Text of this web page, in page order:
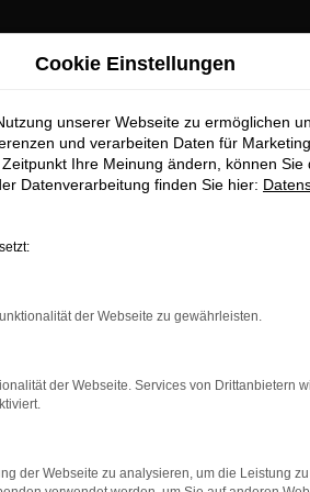
Cookie Einstellungen
unserer Webseite zu ermöglichen
und verarbeiten Daten für
Ihre Meinung ändern, können
Datenverarbeitung finden Sie hier:
der Webseite zu gewährleisten.
der Webseite. Services von Drittanbietern
der Webseite zu analysieren, um die Leistung